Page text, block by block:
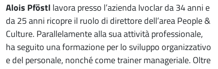
Alois Pföstl lavora presso l’azienda Ivoclar da 34 anni e
da 25 anni ricopre il ruolo di direttore dell’area People &
Culture. Parallelamente alla sua attività professionale,
ha seguito una formazione per lo sviluppo organizzativo
e del personale, nonché come trainer manageriale. Oltre